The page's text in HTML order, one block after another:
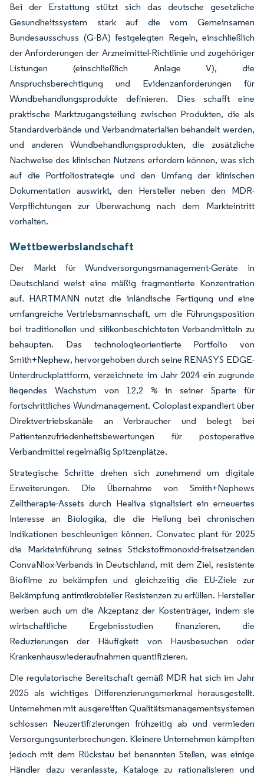
Bei der Erstattung stützt sich das deutsche gesetzliche
Gesundheitssystem stark auf die vom Gemeinsamen
Bundesausschuss (G-BA) festgelegten Regeln, einschließlich
der Anforderungen der Arzneimittel-Richtlinie und zugehöriger
Listungen (einschließlich Anlage V), die
Anspruchsberechtigung und Evidenzanforderungen für
Wundbehandlungsprodukte definieren. Dies schafft eine
praktische Marktzugangsteilung zwischen Produkten, die als
Standardverbände und Verbandmaterialien behandelt werden,
und anderen Wundbehandlungsprodukten, die zusätzliche
Nachweise des klinischen Nutzens erfordern können, was sich
auf die Portfoliostrategie und den Umfang der klinischen
Dokumentation auswirkt, den Hersteller neben den MDR-
Verpflichtungen zur Überwachung nach dem Markteintritt
vorhalten.
Wettbewerbslandschaft
Der Markt für Wundversorgungsmanagement-Geräte in
Deutschland weist eine mäßig fragmentierte Konzentration
auf. HARTMANN nutzt die inländische Fertigung und eine
umfangreiche Vertriebsmannschaft, um die Führungsposition
bei traditionellen und silikonbeschichteten Verbandmitteln zu
behaupten. Das technologieorientierte Portfolio von
Smith+Nephew, hervorgehoben durch seine RENASYS EDGE-
Unterdruckplattform, verzeichnete im Jahr 2024 ein zugrunde
liegendes Wachstum von 12,2 % in seiner Sparte für
fortschrittliches Wundmanagement. Coloplast expandiert über
Direktvertriebskanäle an Verbraucher und belegt bei
Patientenzufriedenheitsbewertungen für postoperative
Verbandmittel regelmäßig Spitzenplätze.
Strategische Schritte drehen sich zunehmend um digitale
Erweiterungen. Die Übernahme von Smith+Nephews
Zelltherapie-Assets durch Healiva signalisiert ein erneuertes
Interesse an Biologika, die die Heilung bei chronischen
Indikationen beschleunigen können. Convatec plant für 2025
die Markteinführung seines Stickstoffmonoxid-freisetzenden
ConvaNiox-Verbands in Deutschland, mit dem Ziel, resistente
Biofilme zu bekämpfen und gleichzeitig die EU-Ziele zur
Bekämpfung antimikrobieller Resistenzen zu erfüllen. Hersteller
werben auch um die Akzeptanz der Kostenträger, indem sie
wirtschaftliche Ergebnisstudien finanzieren, die
Reduzierungen der Häufigkeit von Hausbesuchen oder
Krankenhauswiederaufnahmen quantifizieren.
Die regulatorische Bereitschaft gemäß MDR hat sich im Jahr
2025 als wichtiges Differenzierungsmerkmal herausgestellt.
Unternehmen mit ausgereiften Qualitätsmanagementsystemen
schlossen Neuzertifizierungen frühzeitig ab und vermieden
Versorgungsunterbrechungen. Kleinere Unternehmen kämpften
jedoch mit dem Rückstau bei benannten Stellen, was einige
Händler dazu veranlasste, Kataloge zu rationalisieren und